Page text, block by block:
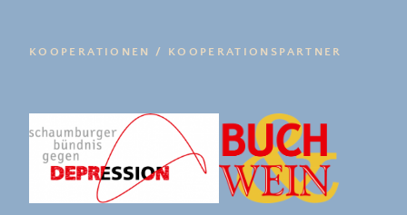
KOOPERATIONEN / KOOPERATIONSPARTNER